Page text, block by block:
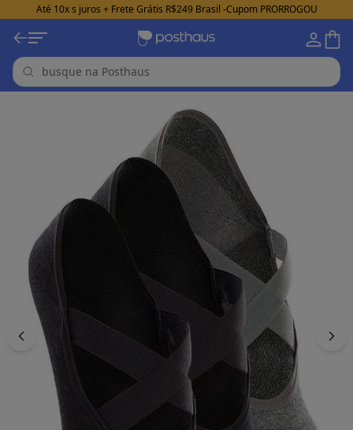
Até 10x s juros + Frete Grátis R$249 Brasil -Cupom PRORROGOU